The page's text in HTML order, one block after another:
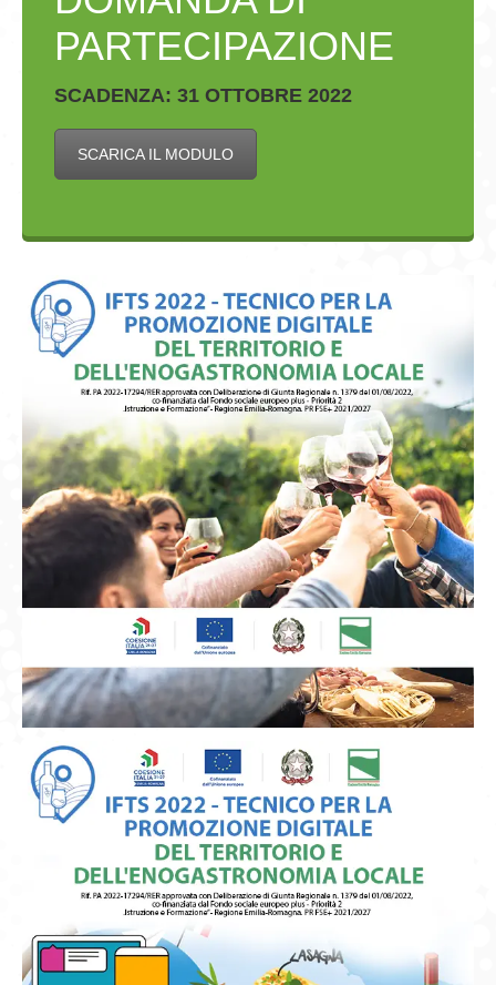
PARTECIPAZIONE
SCADENZA: 31 OTTOBRE 2022
SCARICA IL MODULO